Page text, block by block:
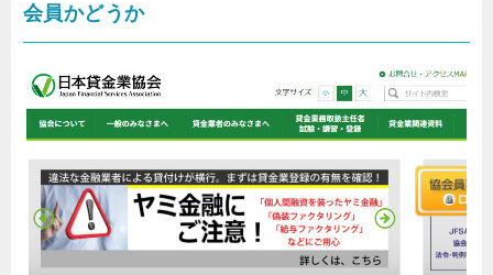
会員かどうか